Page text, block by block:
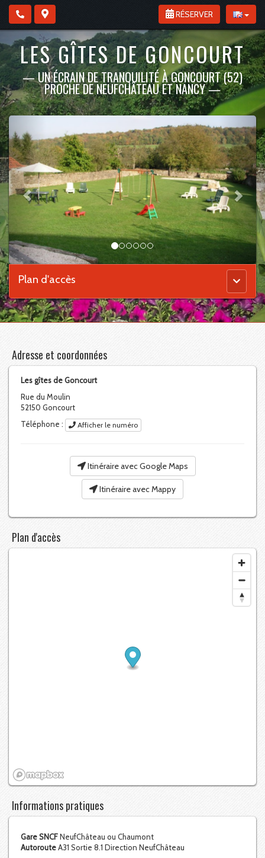
RÉSERVER
LES GÎTES DE GONCOURT
—UN ÉCRAIN DE TRANQUILITÉ À GONCOURT (52)
PROCHE DE NEUFCHÂTEAU ET NANCY—
Menu
principal
Plan d'accès
Adresse et coordonnées
Les gîtes de Goncourt
Rue du Moulin
52150 Goncourt
Téléphone :
Afficher le numéro
Itinéraire avec Google Maps
Itinéraire avec Mappy
Plan d'accès
Informations pratiques
Gare SNCFNeufChâteau ou Chaumont
AutorouteA31 Sortie 8.1 Direction NeufChâteau